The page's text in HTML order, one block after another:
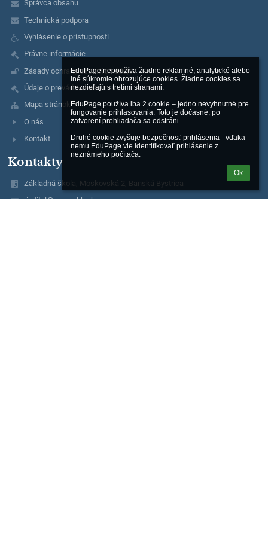
EduPage nepoužíva žiadne reklamné, analytické alebo
iné súkromie ohrozujúce cookies. Žiadne cookies sa
nezdieľajú s tretími stranami.
EduPage používa iba 2 cookie – jedno nevyhnutné pre
fungovanie prihlasovania. Toto je dočasné, po
zatvorení prehliadača sa odstráni.
Druhé cookie zvyšuje bezpečnosť prihlásenia - vďaka
nemu EduPage vie identifikovať prihlásenie z
neznámeho počítača.
Ok
Správca obsahu
Technická podpora
Vyhlásenie o prístupnosti
Právne informácie
Zásady ochrany osobných údajov
Údaje o prevádzkovateľovi
Mapa stránok
O nás
Kontakt
Kontakty
Základná škola, Moskovská 2, Banská Bystrica
riaditel@zsmosbb.sk